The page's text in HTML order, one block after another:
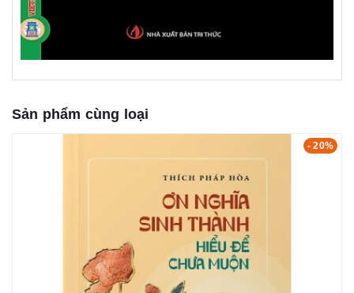
Sản phẩm cùng loại
- 20%